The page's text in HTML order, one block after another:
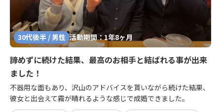
30代後半 / 男性 活動期間：1年8ヶ月
諦めずに続けた結果、最高のお相手と結ばれる事が出来
ました！
不器用な面もあり、沢山のアドバイスを貰いながら続けた結果、
彼女と出会えて霧が晴れるような感じで成婚できました。